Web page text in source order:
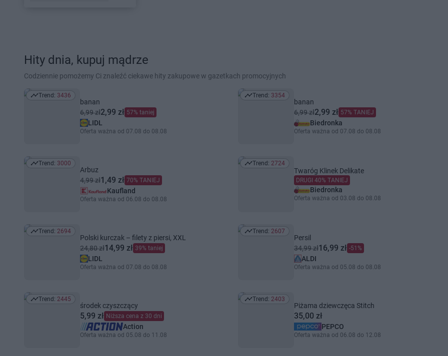
Hity dnia, kupuj mądrze
Codziennie pomożemy Ci znaleźć ciekawe hity zakupowe w gazetkach promocyjnych
Trend: 3436
Trend: 3436
banan
6,99 zł2,99 zł 57% taniej
LIDL
Oferta ważna od 07.08 do 08.08
Trend: 3354
Trend: 3354
banan
6,99 zł2,99 zł 57% TANIEJ
Biedronka
Oferta ważna od 07.08 do 08.08
Trend: 3000
Trend: 3000
Arbuz
4,99 zł1,49 zł 70% TANIEJ
Kaufland
Oferta ważna od 06.08 do 08.08
Trend: 2724
Trend: 2724
Twaróg Klinek Delikate
DRUGI 40% TANIEJ
Biedronka
Oferta ważna od 03.08 do 08.08
Trend: 2694
Trend: 2694
Polski kurczak – filety z piersi, XXL
24,80 zł14,99 zł 39% taniej
LIDL
Oferta ważna od 07.08 do 08.08
Trend: 2607
Trend: 2607
Persil
34,99 zł16,99 zł -51%
ALDI
Oferta ważna od 05.08 do 08.08
Trend: 2445
Trend: 2445
środek czyszczący
5,99 zł Niższa cena z 30 dni
Action
Oferta ważna od 05.08 do 11.08
Trend: 2403
Trend: 2403
Piżama dziewczęca Stitch
35,00 zł
PEPCO
Oferta ważna od 06.08 do 12.08